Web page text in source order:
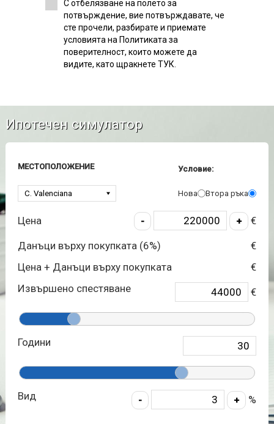
С отбелязване на полето за
потвърждение, вие потвърждавате, че
сте прочели, разбирате и приемате
условията на Политиката за
поверителност, които можете да
видите, като щракнете ТУК.
Ипотечен симулатор
МЕСТОПОЛОЖЕНИЕ Условие:
Нова Втора ръка
Цена €
Данъци върху покупката (6%)
€
Цена + Данъци върху покупката
€
Извършено спестяване
€
Години
Вид %